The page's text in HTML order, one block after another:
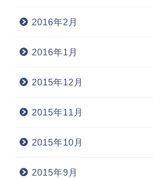
2016年2月
2016年1月
2015年12月
2015年11月
2015年10月
2015年9月